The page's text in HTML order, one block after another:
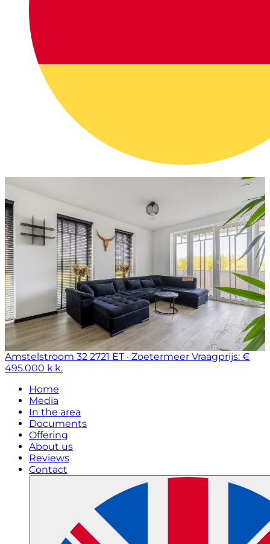
Amstelstroom 32 2721 ET · Zoetermeer Vraagprijs: €
495.000 k.k.
Home
Media
In the area
Documents
Offering
About us
Reviews
Contact